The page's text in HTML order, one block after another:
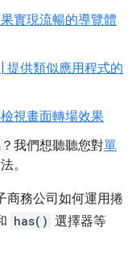
實現流暢的導覽體
提供類似應用程式的
視畫面轉場效果
我們想聽聽您對單
。
商務公司如何運用捲
has() 選擇器等